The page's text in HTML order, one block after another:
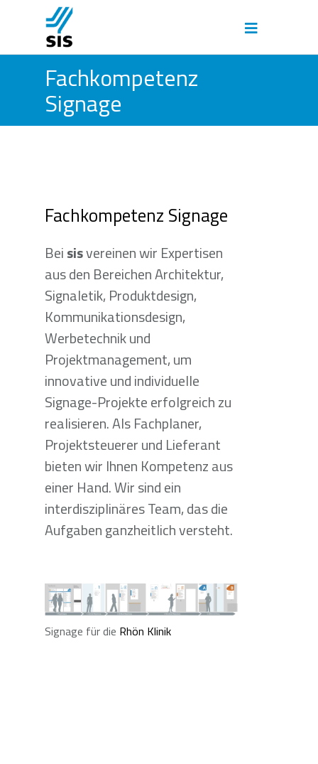
Fachkompetenz
Signage
Fachkompetenz Signage
Beisisvereinen wir Expertisen
aus den Bereichen Architektur,
Signaletik, Produktdesign,
Kommunikationsdesign,
Werbetechnik und
Projektmanagement, um
innovative und individuelle
Signage-Projekte erfolgreich zu
realisieren. Als Fachplaner,
Projektsteuerer und Lieferant
bieten wir Ihnen Kompetenz aus
einer Hand. Wir sind ein
interdisziplinäres Team, das die
Aufgaben ganzheitlich versteht.
Signage für die Rhön Klinik